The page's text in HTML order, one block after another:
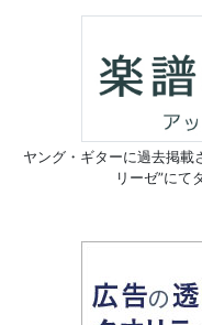
ヤング・ギターに過去掲載
リーゼ”にて